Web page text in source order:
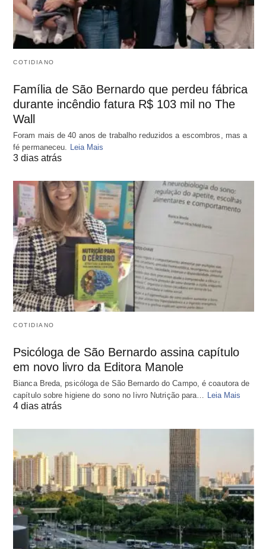
COTIDIANO
Família de São Bernardo que perdeu fábrica
durante incêndio fatura R$ 103 mil no The
Wall
Foram mais de 40 anos de trabalho reduzidos a escombros, mas a
fé permaneceu. Leia Mais
3 dias atrás
COTIDIANO
Psicóloga de São Bernardo assina capítulo
em novo livro da Editora Manole
Bianca Breda, psicóloga de São Bernardo do Campo, é coautora de
capítulo sobre higiene do sono no livro Nutrição para… Leia Mais
4 dias atrás